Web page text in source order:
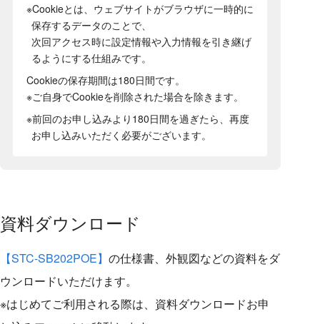
※Cookieとは、ウェブサイトがブラウザに一時的に
保存するデータのことで、
次回アクセス時に設定情報や入力情報を引き継げ
るようにする仕組みです。
Cookieの保存期間は180日間です。
※ご自身でCookieを削除された場合を除きます。
※前回のお申し込みより180日間を過ぎたら、再度
お申し込みいただく必要がございます。
資料ダウンロード
【STC-SB202POE】 の仕様書、外観図などの資料をダ
ウンロードいただけます。
※はじめてご利用される際は、資料ダウンロードお申